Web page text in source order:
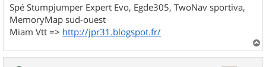
Spé Stumpjumper Expert Evo, Egde305, TwoNav sportiva,
MemoryMap sud-ouest
Miam Vtt => http://jpr31.blogspot.fr/
a